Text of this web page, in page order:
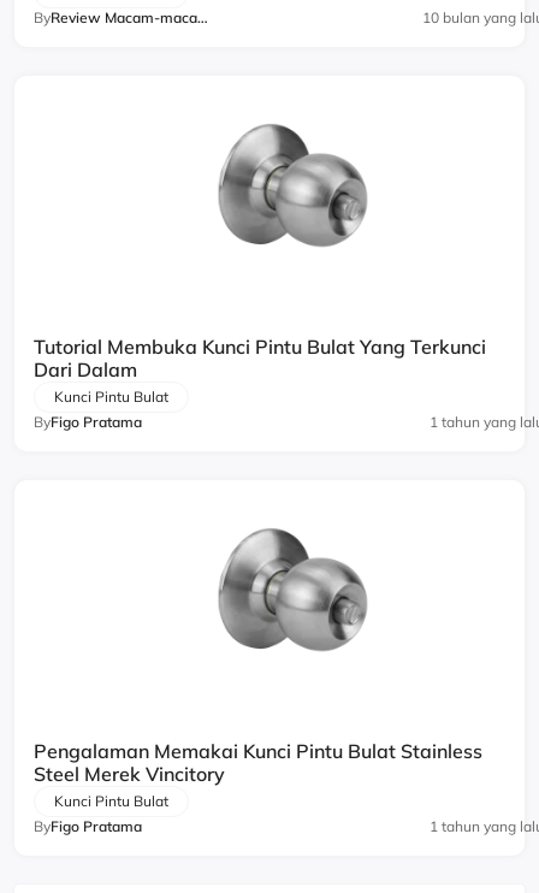
ByReview Macam-macam
10 bulan yang
Tutorial Membuka Kunci Pintu Bulat Yang Terkunci
Dari Dalam
Kunci Pintu Bulat
ByFigo Pratama 1 tahun yang
Pengalaman Memakai Kunci Pintu Bulat Stainless
Steel Merek Vincitory
Kunci Pintu Bulat
ByFigo Pratama 1 tahun yang